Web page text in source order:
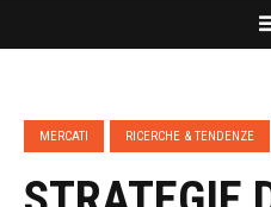
MERCATI RICERCHE & TENDENZE